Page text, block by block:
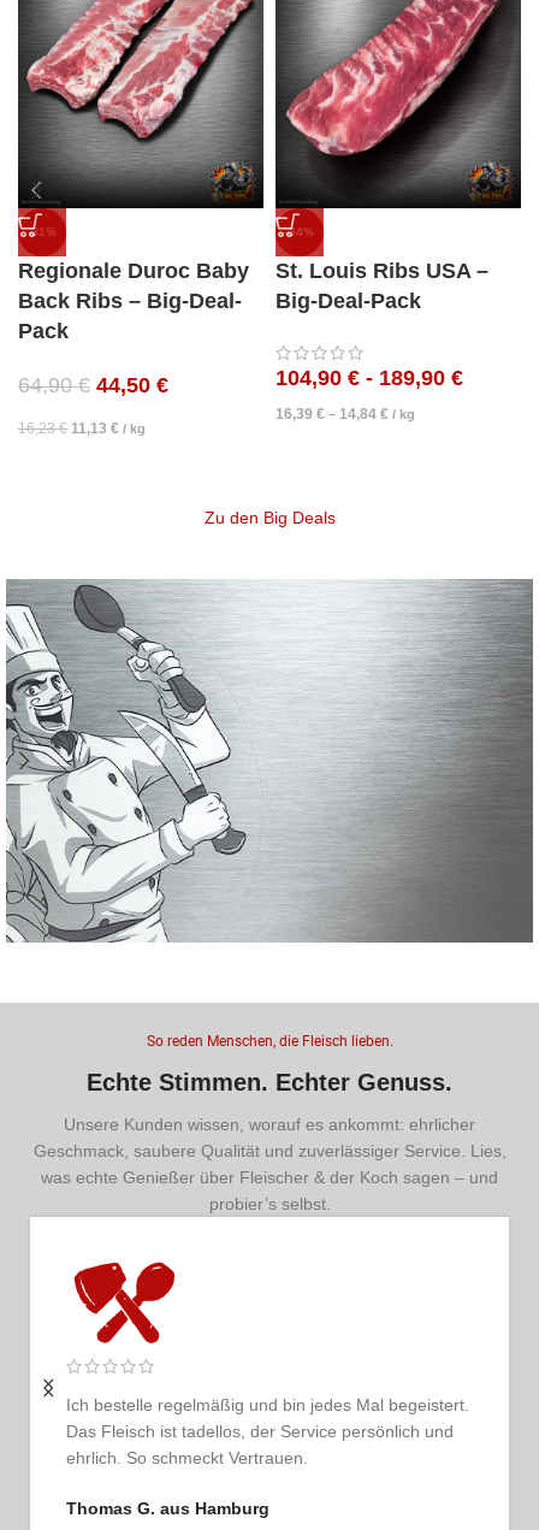
-31%
Regionale Duroc Baby
Back Ribs – Big-Deal-
Pack
64,90€ 44,50 €
16,23€ 11,13 € / kg
-34%
St. Louis Ribs USA –
Big-Deal-Pack
104,90 € - 189,90 €
16,39 € – 14,84 € / kg
Zu den Big Deals
Hier entlang
So reden Menschen, die Fleisch lieben.
Echte Stimmen. Echter Genuss.
Unsere Kunden wissen, worauf es ankommt: ehrlicher
Geschmack, saubere Qualität und zuverlässiger Service. Lies,
was echte Genießer über Fleischer & der Koch sagen – und
probier’s selbst.
Ich bestelle regelmäßig und bin jedes Mal begeistert.
Das Fleisch ist tadellos, der Service persönlich und
ehrlich. So schmeckt Vertrauen.
Thomas G. aus Hamburg